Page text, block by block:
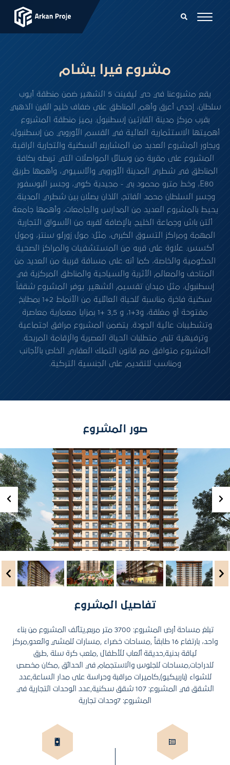
مشروع فيرا يشام
يقع مشروعنا في حي ليفينت 5 الشهير ضمن منطقة أيوب
سلطان، إحدى أعرق وأهم المناطق على ضفاف خليج القرن الذهبي
بقرب مركز مدينة القارتين إسطنبول. يميز منطقة المشروع
أهميتها الاستثمارية العالية في القسم الأوروبي من إسطنبول،
ويجاور المشروع العديد من المشاريع السكنية والتجارية الراقية.
المشروع على مقربة من وسائل المواصلات التي تربطه بكافة
المناطق في شطري المدينة الأوروبي والآسيوي، وأهمها طريق
E80، وخط مترو محمود بي - مجيدية كوي، وجسر البوسفور
وجسر السلطان محمد الفاتح، اللذان يصلان بين شطري المدينة.
يحيط بالمشروع العديد من المدارس والجامعات، وأهمها جامعة
ألتن باش وجماعة الخليج. بالإضافة لقربه من الأسواق التجارية
المهمة ومراكز التسوق الكبرى، مثل: مول زورلو سنتر، ومول
أكسس. علاوة على قربه من المستشفيات والمراكز الصحية
الحكومية والخاصة، كما أنه على مسافة قريبة من العديد من
المتاحف والمعالم الأثرية والسياحية والمناطق المركزية في
إسطنبول، مثل ميدان تقسيم الشهير. يوفر المشروع شققاً
سكنية فاخرة مناسبة للحياة العائلية من الأنماط 2+1 بمطابخ
مفتوحة أو مغلقة، و3+1، و 3,5 +1 بمزايا معمارية معاصرة
وتشطيبات عالية الجودة. يتضمن المشروع مرافق اجتماعية
وترفيهية تلبي متطلبات الحياة العصرية والإقامة المريحة.
المشروع متوافق مع قانون التملك العقاري الخاص بالأجانب
ومناسب للتقديم على الجنسية التركية.
صور المشروع
تفاصيل المشروع
تبلغ مساحة أرض المشروع: 3700 متر مربع,يتألف المشروع من بناء
واحد، بارتفاع 16 طابقاً ,مساحات خضراء ,مسارات للمشي والعدو,مركز
لياقة بدنية,حديقة ألعاب للأطفال ,ملعب كرة سلة ,طرق
للدراجات,مساحات للجلوس والاستجمام في الحدائق ,مكان مخصص
للشواء (باربيكيو),كاميرات مراقبة وحراسة على مدار الساعة,عدد
الشقق في المشروع: 107 شقق سكنية,عدد الوحدات التجارية في
المشروع: 7وحدات تجارية